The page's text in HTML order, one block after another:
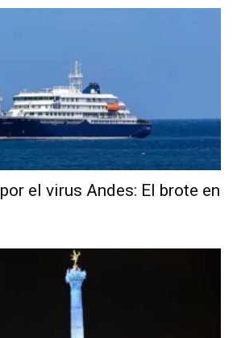
el virus Andes: El brote en